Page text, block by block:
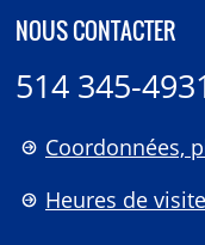
NOUS CONTACTER
514 345-
Coordonnées,
Heures de visite